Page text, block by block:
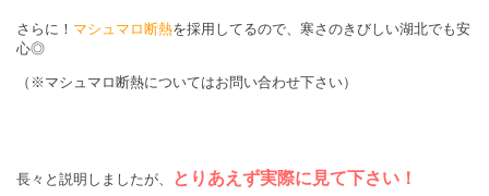
さらに！ マシュマロ断熱を採用してるので、寒さのきびしい湖北でも安
心◎
（※マシュマロ断熱についてはお問い合わせ下さい）
長々と説明しましたが、 とりあえず実際に見て下さい！